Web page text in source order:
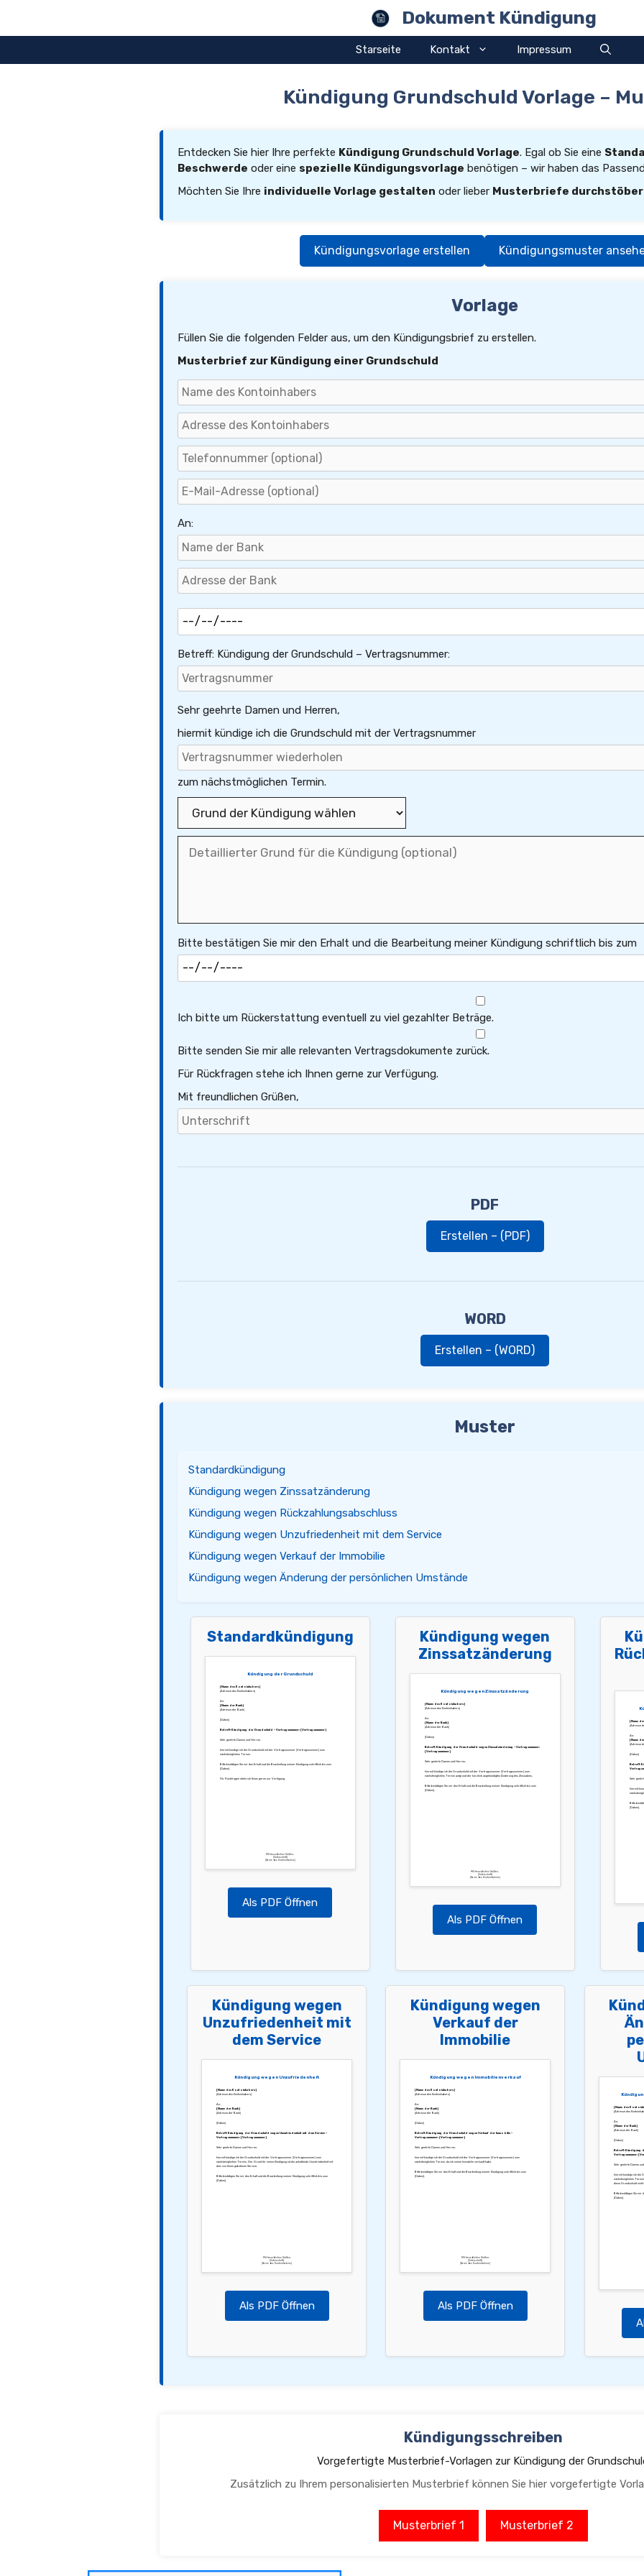
springen
Dokument Kündigung
Starseite Kontakt Impressum
Kündigung Grundschuld Vorlage –
Entdecken Sie hier Ihre perfekte Kündigung Grundschuld Vorlage. Egal ob Sie eine
Beschwerde oder eine spezielle Kündigungsvorlage benötigen – wir haben das
Möchten Sie Ihre individuelle Vorlage gestalten oder lieber Musterbriefe
Kündigungsvorlage erstellen Kündigungsmuster
Vorlage
Füllen Sie die folgenden Felder aus, um den Kündigungsbrief zu erstellen.
Musterbrief zur Kündigung einer Grundschuld
An:
Betreff: Kündigung der Grundschuld – Vertragsnummer:
Sehr geehrte Damen und Herren,
hiermit kündige ich die Grundschuld mit der Vertragsnummer
zum nächstmöglichen Termin.
Bitte bestätigen Sie mir den Erhalt und die Bearbeitung meiner Kündigung schriftlich bis zum
Ich bitte um Rückerstattung eventuell zu viel gezahlter Beträge.
Bitte senden Sie mir alle relevanten Vertragsdokumente zurück.
Für Rückfragen stehe ich Ihnen gerne zur Verfügung.
Mit freundlichen Grüßen,
PDF
Erstellen – (PDF)
WORD
Erstellen – (WORD)
Muster
Standardkündigung
Kündigung wegen Zinssatzänderung
Kündigung wegen Rückzahlungsabschluss
Kündigung wegen Unzufriedenheit mit dem Service
Kündigung wegen Verkauf der Immobilie
Kündigung wegen Änderung der persönlichen Umstände
Standardkündigung
Kündigung der Grundschuld
[Name des Kontoinhabers]
[Adresse des Kontoinhabers]
An:
[Name der Bank]
[Adresse der Bank]
[Datum]
Betreff: Kündigung der Grundschuld – Vertragsnummer: [Vertragsnummer]
Sehr geehrte Damen und Herren,
hiermit kündige ich die Grundschuld mit der Vertragsnummer [Vertragsnummer] zum
nächstmöglichen Termin.
Bitte bestätigen Sie mir den Erhalt und die Bearbeitung meiner Kündigung schriftlich bis zum
[Datum].
Für Rückfragen stehe ich Ihnen gerne zur Verfügung.
Mit freundlichen Grüßen,
[Unterschrift]
[Name des Kontoinhabers]
Als PDF Öffnen
Kündigung wegen
Zinssatzänderung
Kündigung wegen Zinssatzänderung
[Name des Kontoinhabers]
[Adresse des Kontoinhabers]
An:
[Name der Bank]
[Adresse der Bank]
[Datum]
Betreff: Kündigung der Grundschuld wegen Zinssatzänderung – Vertragsnummer:
[Vertragsnummer]
Sehr geehrte Damen und Herren,
hiermit kündige ich die Grundschuld mit der Vertragsnummer [Vertragsnummer] zum
nächstmöglichen Termin aufgrund der kürzlich angekündigten Änderung des Zinssatzes.
Bitte bestätigen Sie mir den Erhalt und die Bearbeitung meiner Kündigung schriftlich bis zum
[Datum].
Mit freundlichen Grüßen,
[Unterschrift]
[Name des Kontoinhabers]
Als PDF Öffnen
[Name
[Adresse
An:
[Name
[Adresse
[Datum]
Betreff:
Sehr
hiermit
Bitte
[Datum].
Kündigung wegen
Unzufriedenheit mit
dem Service
Kündigung wegen Unzufriedenheit
[Name des Kontoinhabers]
[Adresse des Kontoinhabers]
An:
[Name der Bank]
[Adresse der Bank]
[Datum]
Betreff: Kündigung der Grundschuld wegen Unzufriedenheit mit dem Service –
Vertragsnummer: [Vertragsnummer]
Sehr geehrte Damen und Herren,
hiermit kündige ich die Grundschuld mit der Vertragsnummer [Vertragsnummer] zum
nächstmöglichen Termin. Der Grund für meine Kündigung ist die anhaltende Unzufriedenheit mit
dem von Ihnen gebotenen Service.
Bitte bestätigen Sie mir den Erhalt und die Bearbeitung meiner Kündigung schriftlich bis zum
[Datum].
Mit freundlichen Grüßen,
[Unterschrift]
[Name des Kontoinhabers]
Als PDF Öffnen
Kündigung wegen
Verkauf der
Immobilie
Kündigung wegen Immobilienverkauf
[Name des Kontoinhabers]
[Adresse des Kontoinhabers]
An:
[Name der Bank]
[Adresse der Bank]
[Datum]
Betreff: Kündigung der Grundschuld wegen Verkauf der Immobilie –
Vertragsnummer: [Vertragsnummer]
Sehr geehrte Damen und Herren,
hiermit kündige ich die Grundschuld mit der Vertragsnummer [Vertragsnummer] zum
nächstmöglichen Termin, da ich meine Immobilie verkauft habe.
Bitte bestätigen Sie mir den Erhalt und die Bearbeitung meiner Kündigung schriftlich bis zum
[Datum].
Mit freundlichen Grüßen,
[Unterschrift]
[Name des Kontoinhabers]
Als PDF Öffnen
[Name des
[Adresse des
An:
[Name der Bank]
[Adresse der Bank]
[Datum]
Betreff: Kündigung
Vertragsnummer:
Sehr geehrte Damen
hiermit kündige ich die
nächstmöglichen
diese Grundschuld nicht
Bitte bestätigen Sie mir
[Datum].
Kündigungsschreiben
Vorgefertigte Musterbrief-Vorlagen zur Kündigung der
Zusätzlich zu Ihrem personalisierten Musterbrief können Sie hier vorgefertigte
Musterbrief 1 Musterbrief 2